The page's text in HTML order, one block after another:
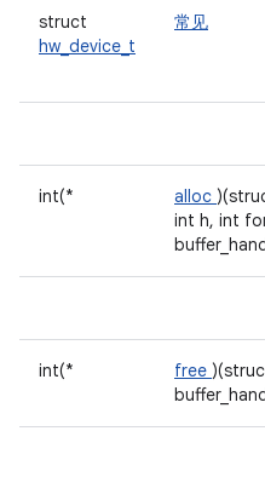
struct
hw_device_t
常见
int(* alloc
int h, int
int(* free